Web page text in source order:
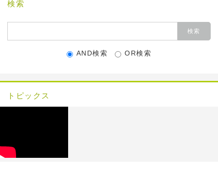
検索
AND検索 OR検索
トピックス